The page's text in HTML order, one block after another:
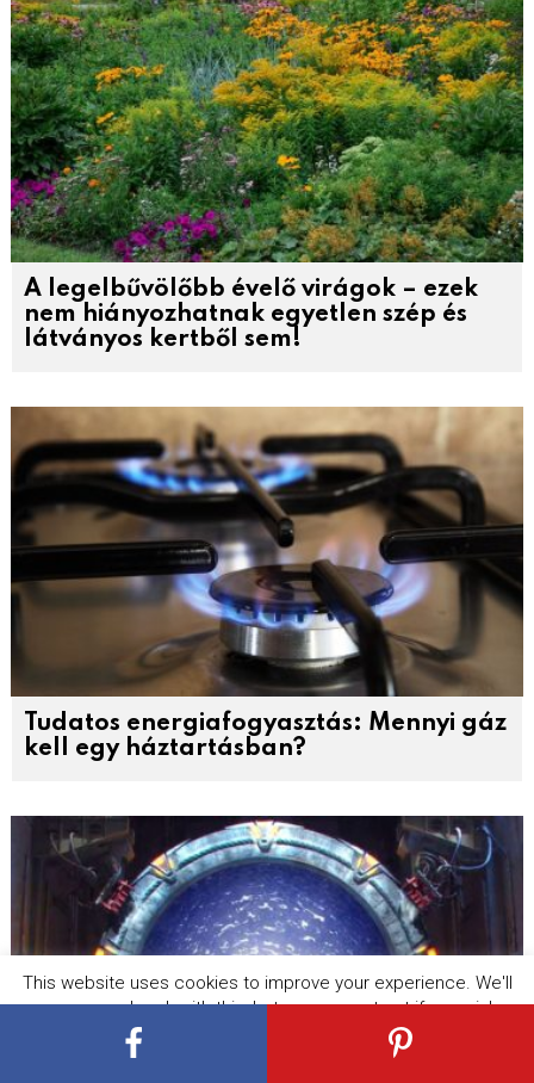
A legelbűvölőbb évelő virágok – ezek
nem hiányozhatnak egyetlen szép és
látványos kertből sem!
Tudatos energiafogyasztás: Mennyi gáz
kell egy háztartásban?
This website uses cookies to improve your experience. We'll
assume you're ok with this, but you can opt-out if you wish.